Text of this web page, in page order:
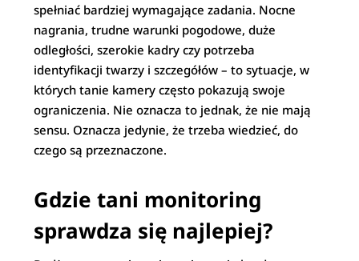
spełniać bardziej wymagające zadania. Nocne
nagrania, trudne warunki pogodowe, duże
odległości, szerokie kadry czy potrzeba
identyfikacji twarzy i szczegółów – to sytuacje, w
których tanie kamery często pokazują swoje
ograniczenia. Nie oznacza to jednak, że nie mają
sensu. Oznacza jedynie, że trzeba wiedzieć, do
czego są przeznaczone.
Gdzie tani monitoring
sprawdza się najlepiej?